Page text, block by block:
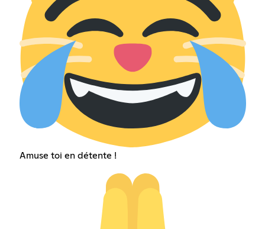
Amuse toi en détente !